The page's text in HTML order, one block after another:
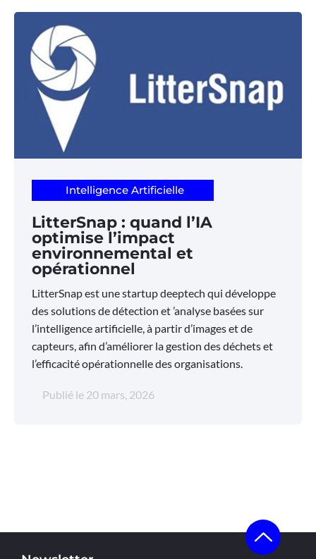
Intelligence Artificielle
LitterSnap : quand l’IA
optimise l’impact
environnemental et
opérationnel
LitterSnap est une startup deeptech qui développe
des solutions de détection et ’analyse basées sur
l’intelligence artificielle, à partir d’images et de
capteurs, afin d’améliorer la gestion des déchets et
l’efficacité opérationnelle des organisations.
Publié le 20 mars, 2026